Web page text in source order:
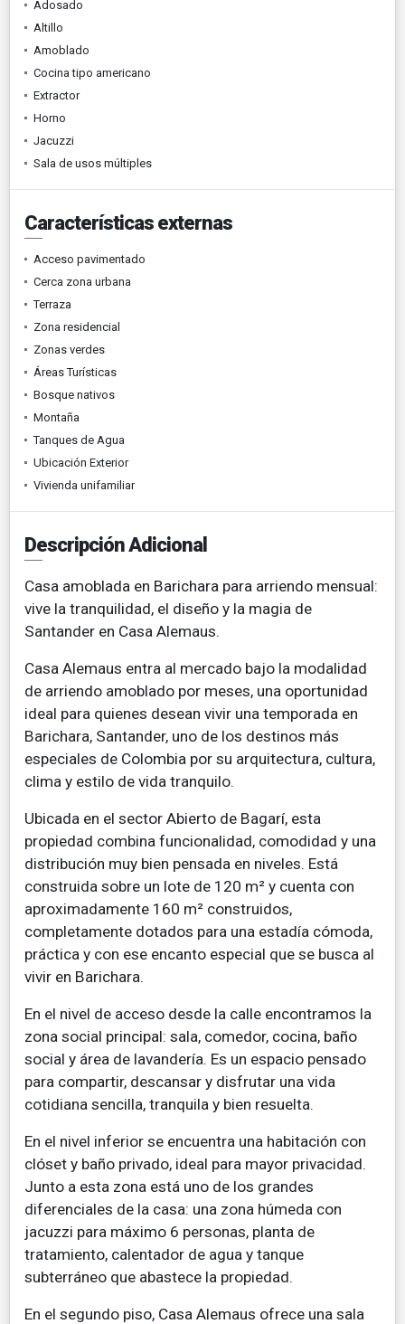
Adosado
Altillo
Amoblado
Cocina tipo americano
Extractor
Horno
Jacuzzi
Sala de usos múltiples
Características externas
Acceso pavimentado
Cerca zona urbana
Terraza
Zona residencial
Zonas verdes
Áreas Turísticas
Bosque nativos
Montaña
Tanques de Agua
Ubicación Exterior
Vivienda unifamiliar
Descripción Adicional
Casa amoblada en Barichara para arriendo mensual:
vive la tranquilidad, el diseño y la magia de
Santander en Casa Alemaus.
Casa Alemaus entra al mercado bajo la modalidad
de arriendo amoblado por meses, una oportunidad
ideal para quienes desean vivir una temporada en
Barichara, Santander, uno de los destinos más
especiales de Colombia por su arquitectura, cultura,
clima y estilo de vida tranquilo.
Ubicada en el sector Abierto de Bagarí, esta
propiedad combina funcionalidad, comodidad y una
distribución muy bien pensada en niveles. Está
construida sobre un lote de 120 m² y cuenta con
aproximadamente 160 m² construidos,
completamente dotados para una estadía cómoda,
práctica y con ese encanto especial que se busca al
vivir en Barichara.
En el nivel de acceso desde la calle encontramos la
zona social principal: sala, comedor, cocina, baño
social y área de lavandería. Es un espacio pensado
para compartir, descansar y disfrutar una vida
cotidiana sencilla, tranquila y bien resuelta.
En el nivel inferior se encuentra una habitación con
clóset y baño privado, ideal para mayor privacidad.
Junto a esta zona está uno de los grandes
diferenciales de la casa: una zona húmeda con
jacuzzi para máximo 6 personas, planta de
tratamiento, calentador de agua y tanque
subterráneo que abastece la propiedad.
En el segundo piso, Casa Alemaus ofrece una sala